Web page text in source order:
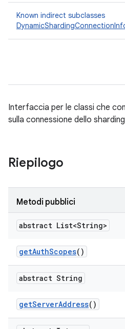
Known indirect subclasses
Interfaccia per le classi che
sulla connessione dello
Riepilogo
Metodi pubblici
abstract List<String>
getAuthScopes()
abstract String
getServerAddress()